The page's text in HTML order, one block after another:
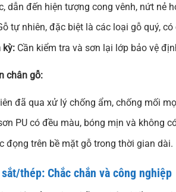
dẫn đến hiện tượng cong vênh, nứt nẻ
tự nhiên, đặc biệt là các loại gỗ quý,
kỳ:Cần kiểm tra và sơn lại lớp bảo vệ
chân gỗ:
đã qua xử lý chống ẩm, chống mối
PU có đều màu, bóng mịn và không
đọng trên bề mặt gỗ trong thời gian dài.
thép: Chắc chắn và công nghiệp